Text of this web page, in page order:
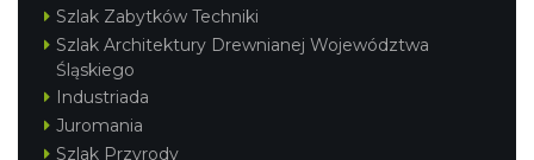
Szlak Zabytków Techniki
Szlak Architektury Drewnianej Województwa
Śląskiego
Industriada
Juromania
Szlak Przyrody